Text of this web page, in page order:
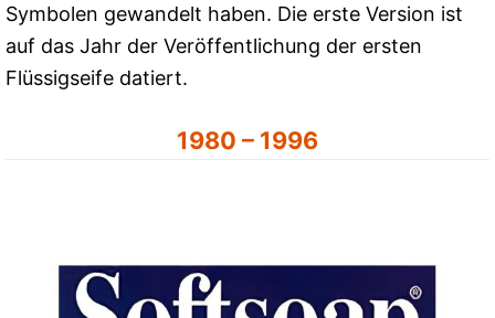
Symbolen gewandelt haben. Die erste Version ist
auf das Jahr der Veröffentlichung der ersten
Flüssigseife datiert.
1980 – 1996